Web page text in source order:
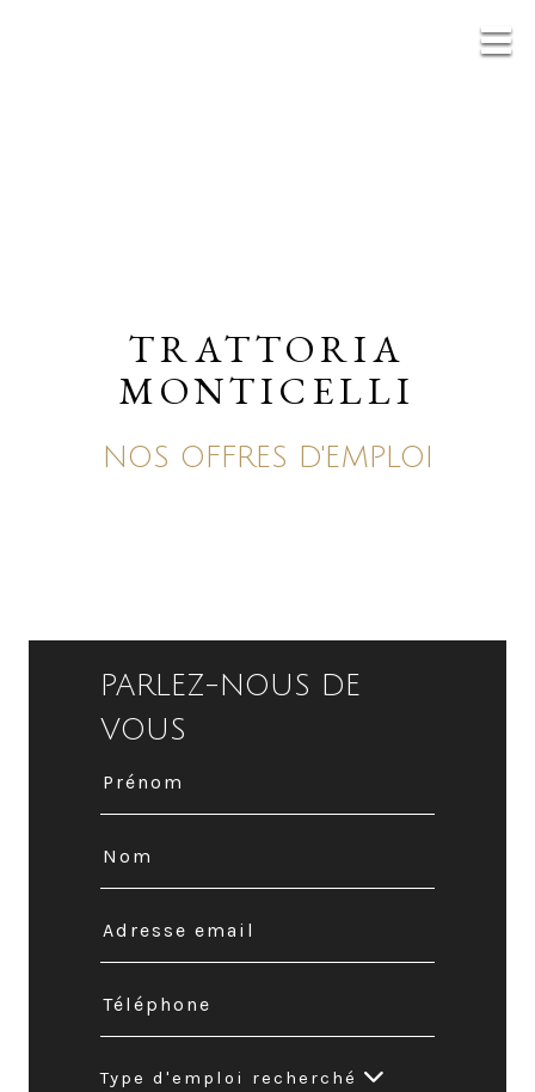
TRATTORIA
MONTICELLI
NOS OFFRES D'EMPLOI
PARLEZ-NOUS DE
VOUS
Type d'emploi recherché